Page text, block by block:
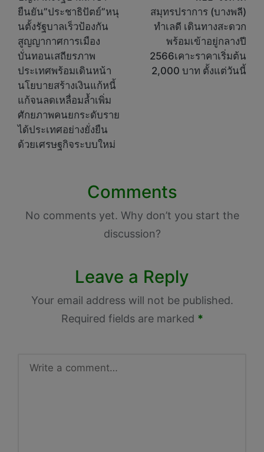
ยืนยัน”ประชาธิปัตย์”หนุ
นตั้งรัฐบาลเร็วป้องกัน
สูญญากาศการเมือง
บั่นทอนเสถียรภาพ
ประเทศพร้อมเดินหน้า
นโยบายสร้างเงินแก้หนี้
แก้จนลดเหลื่อมล้ำเพิ่ม
ศักยภาพคนยกระดับราย
ได้ประเทศอย่างยั่งยืน
ด้วยเศรษฐกิจระบบใหม่
สมุทรปราการ (บางพลี)
ทำเลดี เดินทางสะดวก
พร้อมเข้าอยู่กลางปี
2566เคาะราคาเริ่มต้น
2,000 บาท ตั้งแต่วันนี้
Comments
No comments yet. Why don’t you start the
discussion?
Leave a Reply
Your email address will not be published.
Required fields are marked *